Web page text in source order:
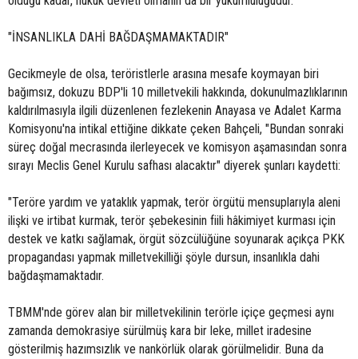
"İNSANLIKLA DAHİ BAĞDAŞMAMAKTADIR"
Gecikmeyle de olsa, teröristlerle arasına mesafe koymayan biri
bağımsız, dokuzu BDP'li 10 milletvekili hakkında, dokunulmazlıklarının
kaldırılmasıyla ilgili düzenlenen fezlekenin Anayasa ve Adalet Karma
Komisyonu'na intikal ettiğine dikkate çeken Bahçeli, "Bundan sonraki
süreç doğal mecrasında ilerleyecek ve komisyon aşamasından sonra
sırayı Meclis Genel Kurulu safhası alacaktır" diyerek şunları kaydetti:
"Teröre yardım ve yataklık yapmak, terör örgütü mensuplarıyla aleni
ilişki ve irtibat kurmak, terör şebekesinin fiili hâkimiyet kurması için
destek ve katkı sağlamak, örgüt sözcülüğüne soyunarak açıkça PKK
propagandası yapmak milletvekilliği şöyle dursun, insanlıkla dahi
bağdaşmamaktadır.
TBMM'nde görev alan bir milletvekilinin terörle içiçe geçmesi aynı
zamanda demokrasiye sürülmüş kara bir leke, millet iradesine
gösterilmiş hazımsızlık ve nankörlük olarak görülmelidir. Buna da